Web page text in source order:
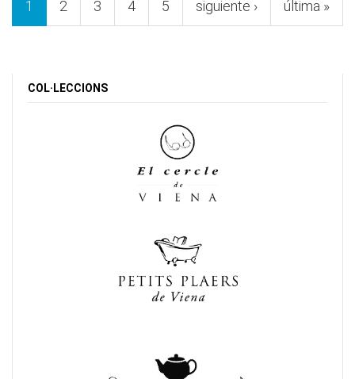
1 2 3 4 5 siguiente › última »
COL·LECCIONS